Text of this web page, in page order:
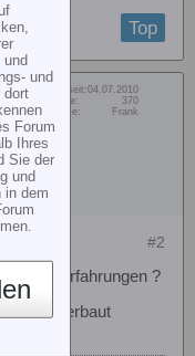
Top
Dabei seit:04.07.2010
Beiträge:
370
Vorname:
Frank
#2
- Erfahrungen ?
Serie verbaut
und
und
dort
Forum
Ihres
Sie der
und
in dem